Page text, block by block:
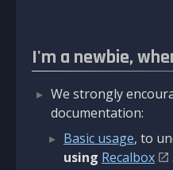
I'm a newbie,
We strongly
documentation:
Basic usage, to
using Recalbox
.